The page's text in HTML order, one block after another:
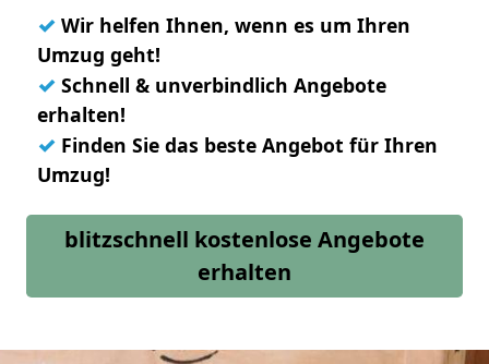
✓ Wir helfen Ihnen, wenn es um Ihren
Umzug geht!
✓ Schnell & unverbindlich Angebote
erhalten!
✓ Finden Sie das beste Angebot für Ihren
Umzug!
blitzschnell kostenlose Angebote
erhalten